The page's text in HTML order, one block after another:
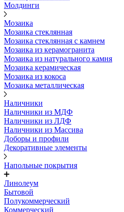
Молдинги
Мозаика
Мозаика стеклянная
Мозаика стеклянная с камнем
Мозаика из керамогранита
Мозаика из натурального камня
Мозаика керамическая
Мозаика из кокоса
Мозаика металлическая
Наличники
Наличники из МДФ
Наличники из ЛДФ
Наличники из Массива
Доборы и профили
Декоративные элементы
Напольные покрытия
Линолеум
Бытовой
Полукоммерческий
Коммерческий